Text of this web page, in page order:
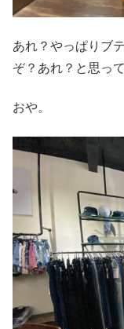
あれ？やっぱりブ
ぞ？あれ？と思っ
おや。